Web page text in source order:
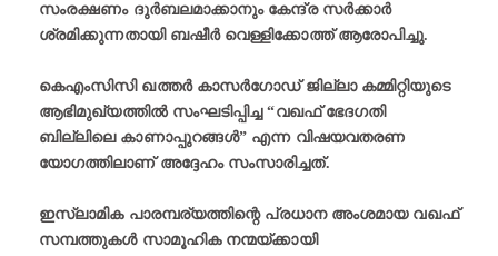
സംരക്ഷണം ദുർബലമാക്കാനും കേന്ദ്ര സർക്കാർ
ശ്രമിക്കുന്നതായി ബഷീർ വെള്ളിക്കോത്ത് ആരോപിച്ചു.
കെഎംസിസി ഖത്തർ കാസർഗോഡ് ജില്ലാ കമ്മിറ്റിയുടെ
ആഭിമുഖ്യത്തിൽ സംഘടിപ്പിച്ച “വഖഫ് ഭേദഗതി
ബില്ലിലെ കാണാപ്പുറങ്ങൾ” എന്ന വിഷയവതരണ
യോഗത്തിലാണ് അദ്ദേഹം സംസാരിച്ചത്.
ഇസ്‌ലാമിക പാരമ്പര്യത്തിന്റെ പ്രധാന അംശമായ വഖഫ്
സമ്പത്തുകൾ സാമൂഹിക നന്മയ്ക്കായി